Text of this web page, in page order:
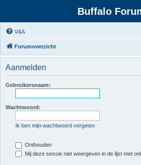
Buffalo
V&A
Forumoverzicht
Aanmelden
Gebruikersnaam:
Wachtwoord:
Ik ben mijn wachtwoord vergeten
Onthouden
Mij deze sessie niet weergeven in de lijst met